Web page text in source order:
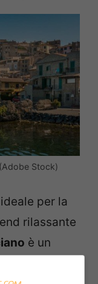
Stock)
per la
rilassante
è un